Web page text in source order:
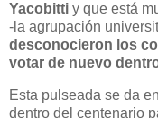
Yacobitti y que está
-la agrupación
desconocieron los
votar de nuevo
Esta pulseada se da
dentro del centenario